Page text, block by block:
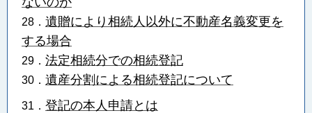
28． 遺贈により相続人以外に不動産名義変更を
する場合
29． 法定相続分での相続登記
30． 遺産分割による相続登記について
31． 登記の本人申請とは